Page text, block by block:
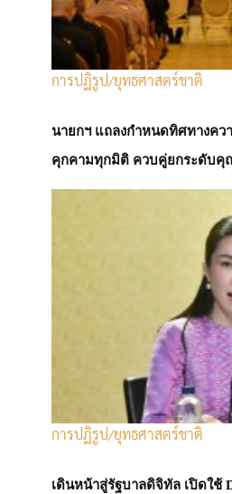
การปฏิรูป/ยุทธศาสตร์ชาติ
นายกฯ แถลงกำหนดทิศทางคว
คุกคามทุกมิติ ควบคู่ยกระดับคุ
การปฏิรูป/ยุทธศาสตร์ชาติ
เดินหน้าสู่รัฐบาลดิจิทัล เปิดใช้
พีเพิล ยูนิตี้ นิวส์: 19 ตุลา
Krungthai CIO ชี้เศรษฐ
Landing แนะสะสมหุ้นคุ
ที่ดีในภาวะตลาดผันผวน
Krungthai CIO ชี้ตลาดหุ้นทั่วโลกปรับตั
สถิติสูงสุดตลอดกาล ท่ามกลางความผั
เดือนกันยายนมีความผันผวนมากที่สุด
ของสหรัฐฯ ราคาน่าสนใจ สร้างโอกาส
ตลาดผันผวน
ทีมผู้เชี่ยวชาญด้านการลงทุน ธนาคารกรุ
Investment Office) วิเคราะห์ตลาดแล
และเดินหน้าไปสู่ภาวะ Soft Landing โ